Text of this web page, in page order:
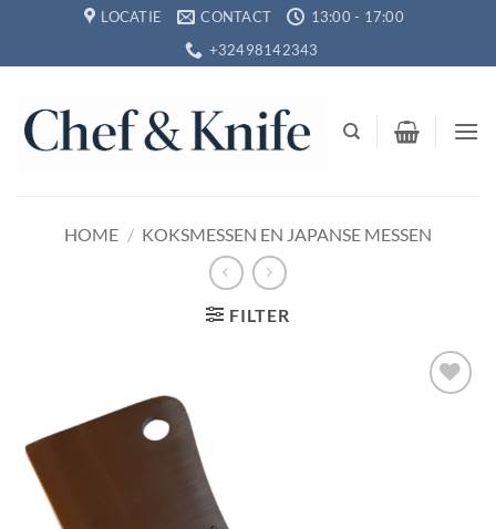
inhoud
LOCATIE CONTACT
13:00 - 17:00
+32498142343
HOME / KOKSMESSEN EN JAPANSE MESSEN
FILTER